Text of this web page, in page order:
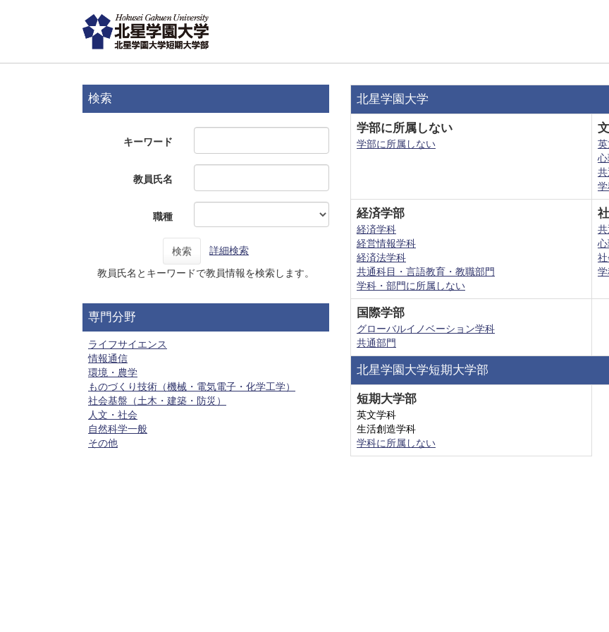
検索
キーワード
教員氏名
職種
検索 詳細検索
教員氏名とキーワードで教員情報を検索します。
専門分野
ライフサイエンス
情報通信
環境・農学
ものづくり技術（機械・電気電子・化学工学）
社会基盤（土木・建築・防災）
人文・社会
自然科学一般
その他
北星学園大学
学部に所属しない
学部に所属しない
経済学部
経済学科
経営情報学科
経済法学科
共通科目・言語教育・教職部門
学科・部門に所属しない
国際学部
グローバルイノベーション学科
共通部門
北星学園大学短期大学部
短期大学部
英文学科
生活創造学科
学科に所属しない